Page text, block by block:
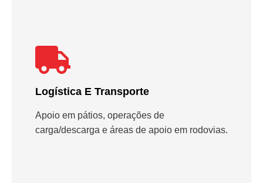
Logística E Transporte
Apoio em pátios, operações de
carga/descarga e áreas de apoio em rodovias.